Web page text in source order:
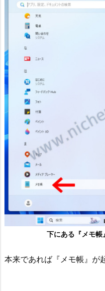
下にある『メモ
本来であれば『メモ帳』が